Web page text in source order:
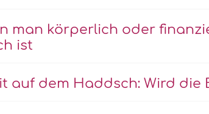
man körperlich oder
ist
auf dem Haddsch: Wird